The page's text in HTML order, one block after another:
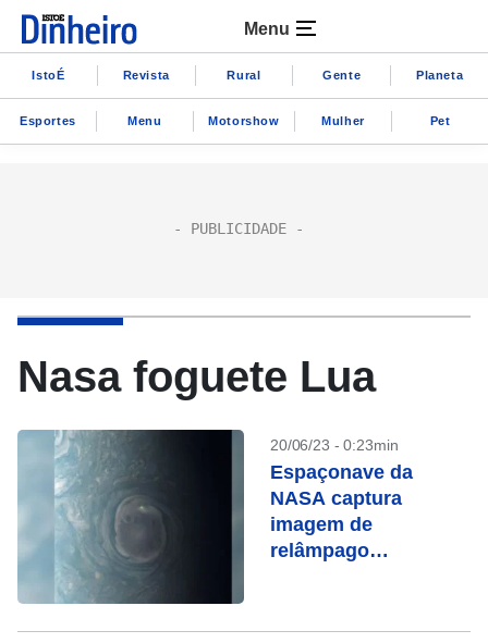
Menu
IstoÉ Revista Rural Gente Planeta
Esportes Menu Motorshow Mulher Pet
Nasa foguete Lua
20/06/23 - 0:23min
Espaçonave da
NASA captura
imagem de
relâmpago